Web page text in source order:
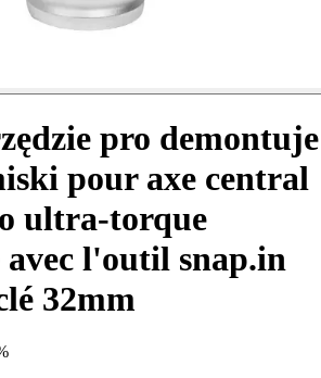
pro demontuje
pour axe central
ultra-torque
l'outil snap.in
32mm